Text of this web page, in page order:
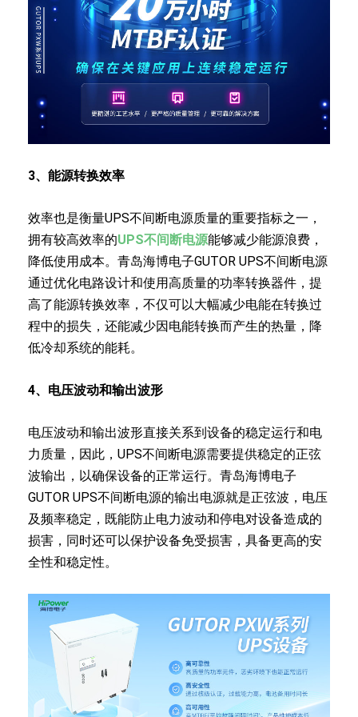
3、能源转换效率
效率也是衡量UPS不间断电源质量的重要指标之一，
拥有较高效率的UPS不间断电源能够减少能源浪费，
降低使用成本。青岛海博电子GUTOR UPS不间断电源
通过优化电路设计和使用高质量的功率转换器件，提
高了能源转换效率，不仅可以大幅减少电能在转换过
程中的损失，还能减少因电能转换而产生的热量，降
低冷却系统的能耗。
4、电压波动和输出波形
电压波动和输出波形直接关系到设备的稳定运行和电
力质量，因此，UPS不间断电源需要提供稳定的正弦
波输出，以确保设备的正常运行。青岛海博电子
GUTOR UPS不间断电源的输出电源就是正弦波，电压
及频率稳定，既能防止电力波动和停电对设备造成的
损害，同时还可以保护设备免受损害，具备更高的安
全性和稳定性。